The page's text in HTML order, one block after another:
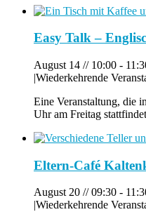
Easy Talk –
August 14 // 10:00 -
|Wiederkehrende
Eine Veranstaltung, die
Uhr am Freitag
Eltern-Café
August 20 // 09:30 -
|Wiederkehrende